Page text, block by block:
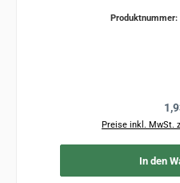
Produktnummer:
Preise inkl. MwSt.
In den